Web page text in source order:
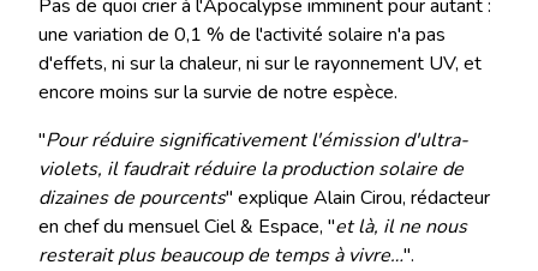
Pas de quoi crier à l'Apocalypse imminent pour autant :
une variation de 0,1 % de l'activité solaire n'a pas
d'effets, ni sur la chaleur, ni sur le rayonnement UV, et
encore moins sur la survie de notre espèce.
"Pour réduire significativement l'émission d'ultra-
violets, il faudrait réduire la production solaire de
dizaines de pourcents" explique Alain Cirou, rédacteur
en chef du mensuel Ciel & Espace, "et là, il ne nous
resterait plus beaucoup de temps à vivre…".